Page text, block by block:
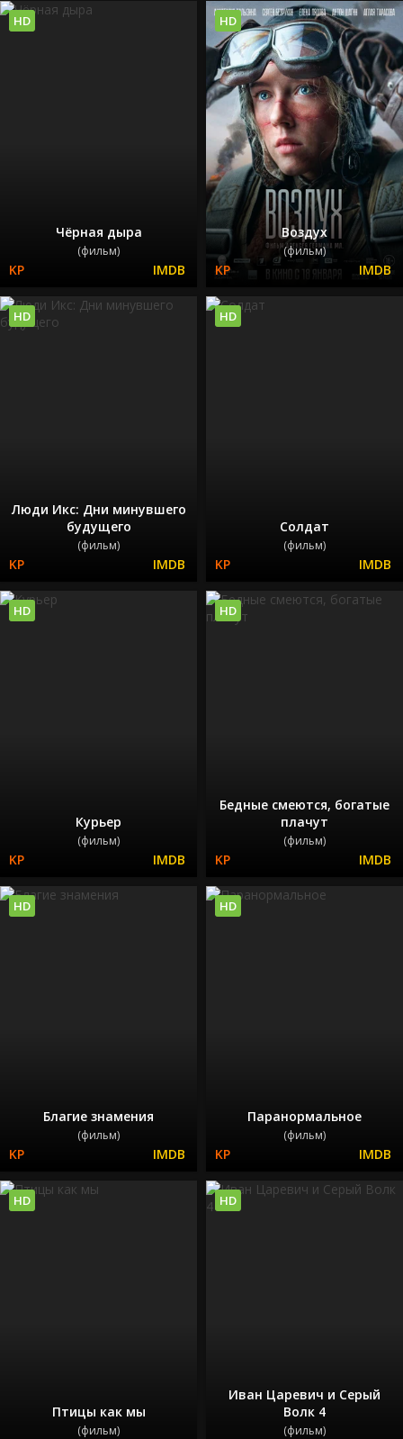
Чёрная дыра
(фильм)
HD
Воздух
(фильм)
HD
Люди Икс: Дни минувшего
будущего
(фильм)
HD
Солдат
(фильм)
HD
Курьер
(фильм)
HD
Бедные смеются, богатые
плачут
(фильм)
HD
Благие знамения
(фильм)
HD
Паранормальное
(фильм)
HD
Птицы как мы
(фильм)
HD
Иван Царевич и Серый
Волк 4
(фильм)
HD